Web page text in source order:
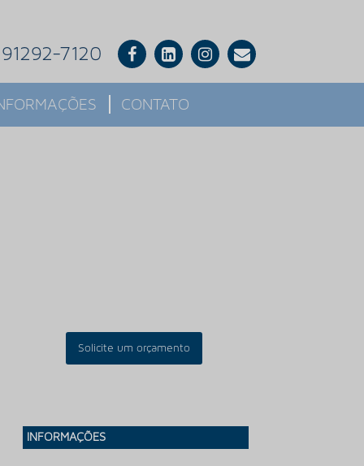
91292-7120
CONTATO
Solicite um orçamento
INFORMAÇÕES